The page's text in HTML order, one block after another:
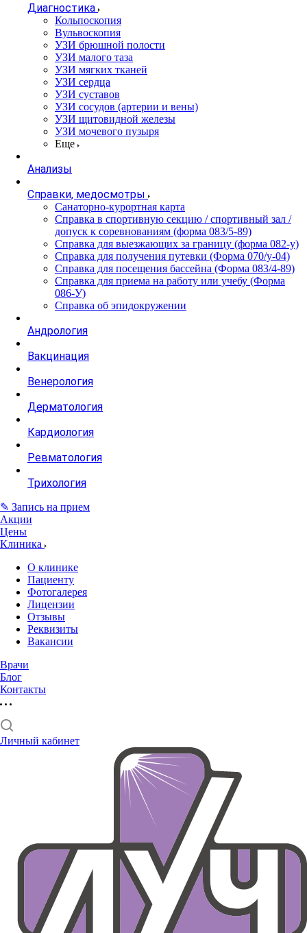
Диагностика
Кольпоскопия
Вульвоскопия
УЗИ брюшной полости
УЗИ малого таза
УЗИ мягких тканей
УЗИ сердца
УЗИ суставов
УЗИ сосудов (артерии и вены)
УЗИ щитовидной железы
УЗИ мочевого пузыря
Еще
Анализы
Справки, медосмотры
Санаторно-курортная карта
Справка в спортивную секцию / спортивный зал /
допуск к соревнованиям (форма 083/5-89)
Справка для выезжающих за границу (форма 082-у)
Справка для получения путевки (Форма 070/у-04)
Справка для посещения бассейна (Форма 083/4-89)
Справка для приема на работу или учебу (Форма
086-У)
Справка об эпидокружении
Андрология
Вакцинация
Венерология
Дерматология
Кардиология
Ревматология
Трихология
✎ Запись на прием
Акции
Цены
Клиника
О клинике
Пациенту
Фотогалерея
Лицензии
Отзывы
Реквизиты
Вакансии
Врачи
Блог
Контакты
Личный кабинет